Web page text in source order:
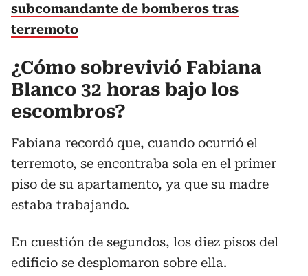
subcomandante de bomberos tras
terremoto
¿Cómo sobrevivió Fabiana
Blanco 32 horas bajo los
escombros?
Fabiana recordó que, cuando ocurrió el
terremoto, se encontraba sola en el primer
piso de su apartamento, ya que su madre
estaba trabajando.
En cuestión de segundos, los diez pisos del
edificio se desplomaron sobre ella.